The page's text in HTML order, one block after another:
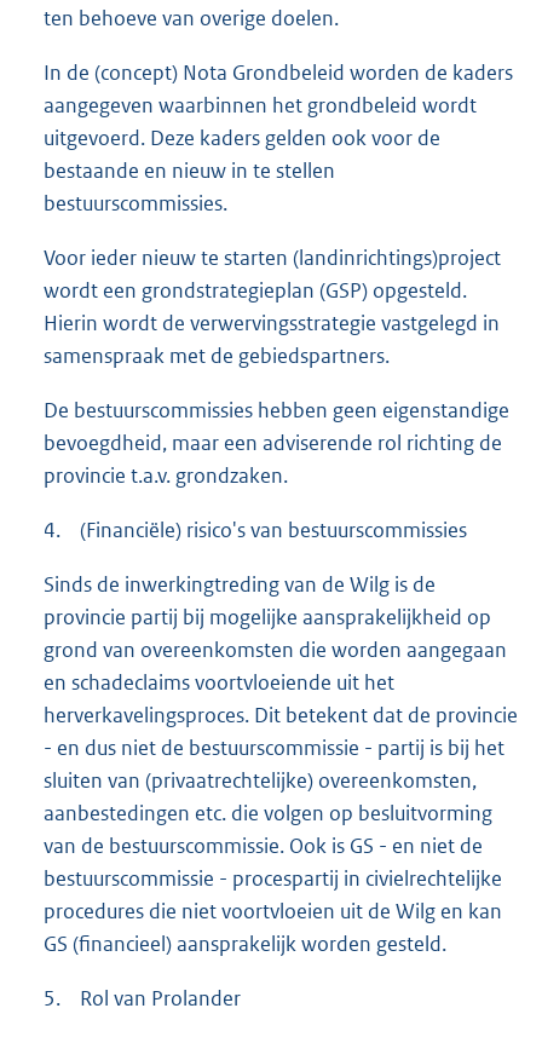
ten behoeve van overige doelen.
In de (concept) Nota Grondbeleid worden de kaders
aangegeven waarbinnen het grondbeleid wordt
uitgevoerd. Deze kaders gelden ook voor de
bestaande en nieuw in te stellen
bestuurscommissies.
Voor ieder nieuw te starten (landinrichtings)project
wordt een grondstrategieplan (GSP) opgesteld.
Hierin wordt de verwervingsstrategie vastgelegd in
samenspraak met de gebiedspartners.
De bestuurscommissies hebben geen eigenstandige
bevoegdheid, maar een adviserende rol richting de
provincie t.a.v. grondzaken.
4. (Financiële) risico's van bestuurscommissies
Sinds de inwerkingtreding van de Wilg is de
provincie partij bij mogelijke aansprakelijkheid op
grond van overeenkomsten die worden aangegaan
en schadeclaims voortvloeiende uit het
herverkavelingsproces. Dit betekent dat de provincie
- en dus niet de bestuurscommissie - partij is bij het
sluiten van (privaatrechtelijke) overeenkomsten,
aanbestedingen etc. die volgen op besluitvorming
van de bestuurscommissie. Ook is GS - en niet de
bestuurscommissie - procespartij in civielrechtelijke
procedures die niet voortvloeien uit de Wilg en kan
GS (financieel) aansprakelijk worden gesteld.
5. Rol van Prolander